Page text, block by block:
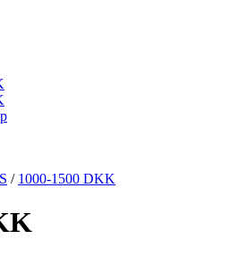
/ 1000-1500 DKK